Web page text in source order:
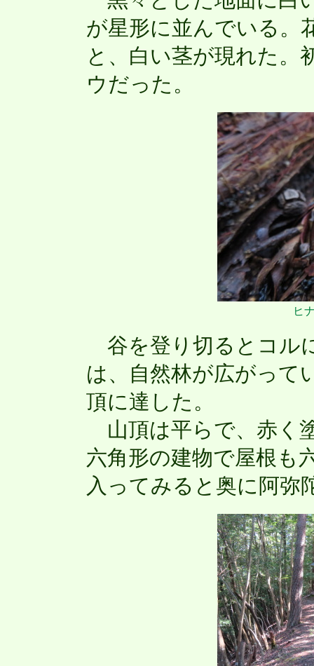
が星形に並んでいる。
と、白い茎が現れた。
ウだった。
ヒ
谷を登り切るとコル
は、自然林が広がって
頂に達した。
山頂は平らで、赤く
六角形の建物で屋根も
入ってみると奥に阿弥